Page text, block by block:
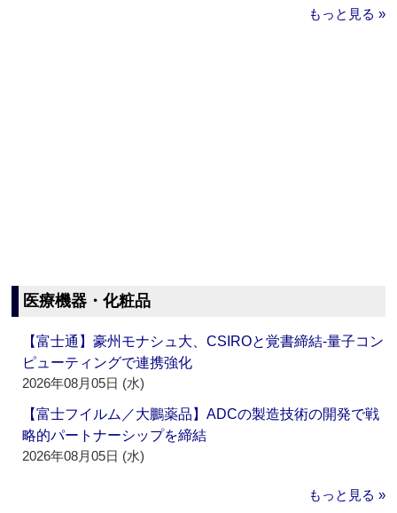
もっと見る »
医療機器・化粧品
【富士通】豪州モナシュ大、CSIROと覚書締結‐量子コン
ピューティングで連携強化
2026年08月05日 (水)
【富士フイルム／大鵬薬品】ADCの製造技術の開発で戦
略的パートナーシップを締結
2026年08月05日 (水)
もっと見る »